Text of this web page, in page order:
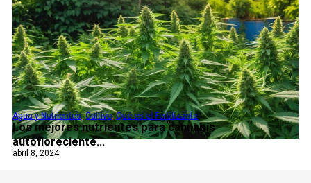
Los mejores nutrientes para cannabis
autofloreciente...
Agua y Nutrientes,Cultivo,Qué es el Fertilizante
abril 8, 2024